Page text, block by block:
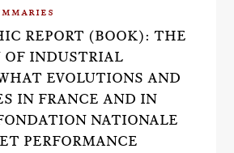
REPORT (BOOK): THE
OF INDUSTRIAL
EVOLUTIONS AND
IN FRANCE AND IN
NATIONALE
PERFORMANCE